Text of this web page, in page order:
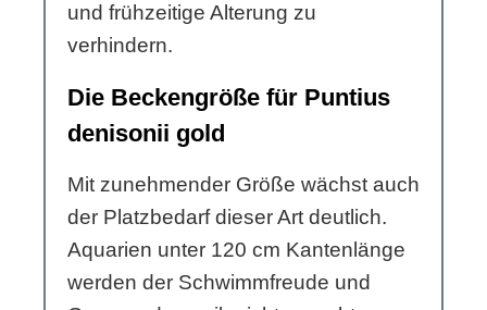
und frühzeitige Alterung zu
verhindern.
Die Beckengröße für Puntius
denisonii gold
Mit zunehmender Größe wächst auch
der Platzbedarf dieser Art deutlich.
Aquarien unter 120 cm Kantenlänge
werden der Schwimmfreude und